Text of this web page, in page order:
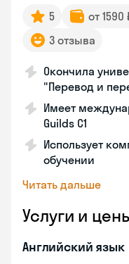
5 от
3 отзыва
Окончила
"Перевод и
Имеет
Guilds C1
Использует
обучении
Читать дальше
Услуги и
Английский язык